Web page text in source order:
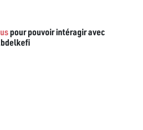
pour pouvoir intéragir avec